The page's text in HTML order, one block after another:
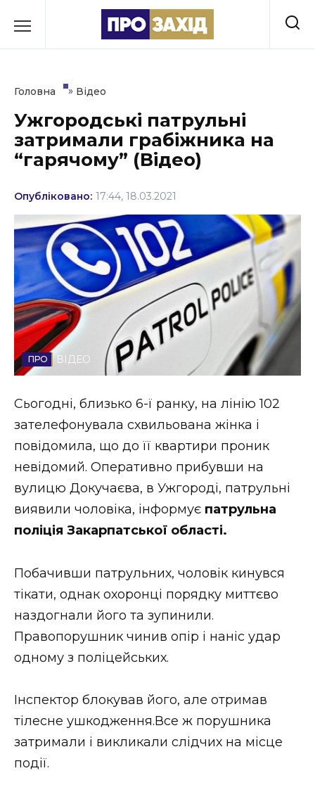
до
Культура
Освіта
Події
Політика
Соціум
Спорт
Стиль життя
Втрачений Ужгород
Втрачений Ужгород (відеоверсія)
ЗАКАРПАТСЬКІ НОВИНИ
НОВИНИ ЗАХІДНОЇ УКРАЇНИ
ФОТО
ВІДЕО
Головна » Відео
Ужгородські патрульні
затримали грабіжника на
“гарячому” (Відео)
Опубліковано: 17:44, 18.03.2021
ВІДЕО
Сьогодні, близько 6-ї ранку, на лінію 102
зателефонувала схвильована жінка і
повідомила, що до її квартири проник
невідомий. Оперативно прибувши на
вулицю Докучаєва, в Ужгороді, патрульні
виявили чоловіка, інформує патрульна
поліція Закарпатської області.
Побачивши патрульних, чоловік кинувся
тікати, однак охоронці порядку миттєво
наздогнали його та зупинили.
Правопорушник чинив опір і наніс удар
одному з поліцейських.
Інспектор блокував його, але отримав
тілесне ушкодження.Все ж порушника
затримали і викликали слідчих на місце
події.